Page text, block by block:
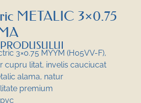
METALIC 3×0.75
3×0.75 MYYM (H05VV-F),
cupru litat, invelis cauciucat
alama, natur
premium